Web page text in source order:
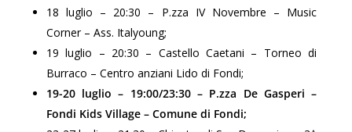
18 luglio – 20:30 – P.zza IV Novembre – Music
Corner – Ass. Italyoung;
19 luglio – 20:30 – Castello Caetani – Torneo di
Burraco – Centro anziani Lido di Fondi;
19-20 luglio – 19:00/23:30 – P.zza De Gasperi –
Fondi Kids Village – Comune di Fondi;